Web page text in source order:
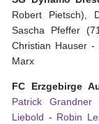
Robert Pietsch),
Sascha Pfeffer
Christian Hauser -
Marx
FC Erzgebirge
Patrick Grandner
Liebold - Robin